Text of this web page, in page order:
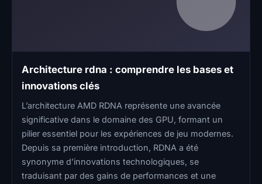
Architecture rdna : comprendre les bases et
innovations clés
L’architecture AMD RDNA représente une avancée
significative dans le domaine des GPU, formant un
pilier essentiel pour les expériences de jeu modernes.
Depuis sa première introduction, RDNA a été
synonyme d’innovations technologiques, se
traduisant par des gains de performances et une